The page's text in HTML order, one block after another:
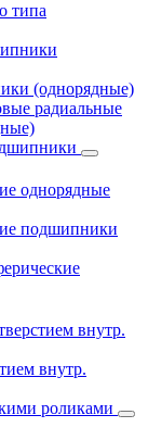
типа
(однорядные)
радиальные
однорядные
подшипники
внутр.
внутр.
роликами